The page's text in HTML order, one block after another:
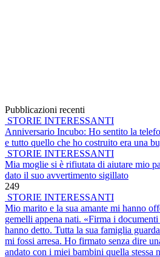
Pubblicazioni recenti
STORIE INTERESSANTI
Anniversario Incubo: Ho sentito la
e tutto quello che ho costruito era una
STORIE INTERESSANTI
Mia moglie si è rifiutata di aiutare mio
dato il suo avvertimento sigillato
249
STORIE INTERESSANTI
Mio marito e la sua amante mi hanno
gemelli appena nati. «Firma i
hanno detto. Tutta la sua famiglia
mi fossi arresa. Ho firmato senza dire
andato con i miei bambini quella stessa